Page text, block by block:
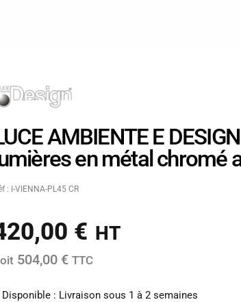
AMBIENTE E
en métal chromé
: I-VIENNA-PL45 CR
€ HT
504,00 € TTC
: Livraison sous 1 à 2 semaines